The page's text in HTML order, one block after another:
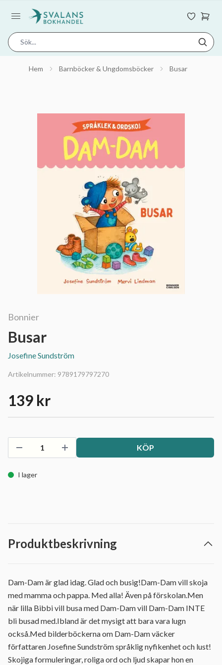
Hem Barnböcker & Ungdomsböcker Busar
Bonnier
Busar
Josefine Sundström
Artikelnummer: 9789179797270
139 kr
KÖP
I lager
Produktbeskrivning
Dam-Dam är glad idag. Glad och busig!Dam-Dam vill skoja
med mamma och pappa. Med alla! Även på förskolan.Men
när lilla Bibbi vill busa med Dam-Dam vill Dam-Dam INTE
bli busad med.Ibland är det mysigt att bara vara lugn
också.Med bilderböckerna om Dam-Dam väcker
författaren Josefine Sundström språklig nyfikenhet och lust!
Skojiga formuleringar, roliga ord och ljud skapar hon en